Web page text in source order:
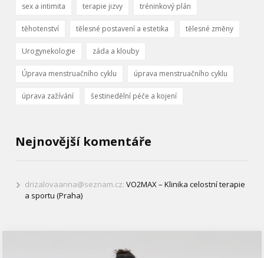
sex a intimita terapie jizvy tréninkový plán
těhotenství tělesné postavení a estetika tělesné změny
Urogynekologie záda a klouby
Úprava menstruačního cyklu úprava menstruačního cyklu
úprava zažívání šestinedělní péče a kojení
Nejnovější komentáře
drizalovaanna@seznam.cz:VO2MAX – Klinika celostní terapie
a sportu (Praha)